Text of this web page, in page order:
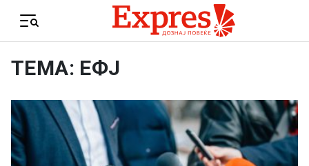
Menu
ТЕМА: ЕФЈ